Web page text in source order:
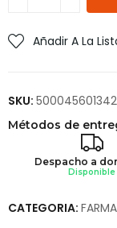
Añadir A La
SKU:
Métodos de
Despacho a
Disponible
CATEGORIA: